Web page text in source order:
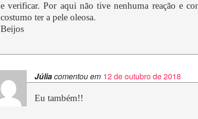
e verificar. Por aqui não tive nenhuma reação e
costumo ter a pele oleosa.
Beijos
Júliacomentou em 12 de outubro de 2018
Eu também!!